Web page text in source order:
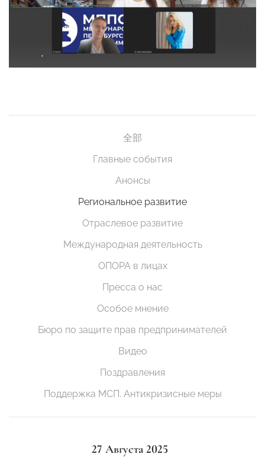
全部
Главные события
Анонсы
Региональное развитие
Отраслевое развитие
Международная деятельность
ОПОРА в лицах
Пресса о нас
Особое мнение
Бюро по защите прав предпринимателей
Видео
Поздравления
Поддержка МСП. Антикризисные меры
27 Августа 2025